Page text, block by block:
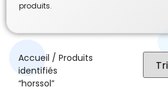
produits.
Accueil / Produits
identifiés
“horssol”